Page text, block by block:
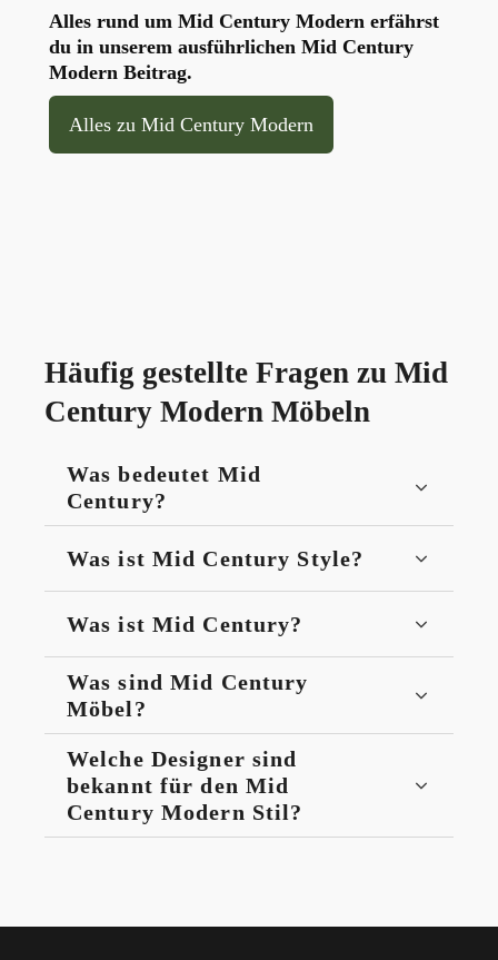
Alles rund um Mid Century Modern erfährst
du in unserem ausführlichen Mid Century
Modern Beitrag.
Alles zu Mid Century Modern
Häufig gestellte Fragen zu Mid
Century Modern Möbeln
Was bedeutet Mid
Century?
Was ist Mid Century Style?
Was ist Mid Century?
Was sind Mid Century
Möbel?
Welche Designer sind
bekannt für den Mid
Century Modern Stil?